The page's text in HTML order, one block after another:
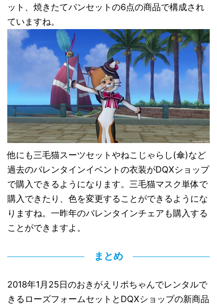
ット、焼きたてパンセットの6点の商品で構成され
ていますね。
他にも三毛猫スーツセットやねこじゃらし(傘)など
過去のバレンタインイベントの衣装がDQXショップ
で購入できるようになります。三毛猫マスク単体で
購入できたり、色を変更することができるようにな
りますね。一昨年のバレンタインチェアも購入する
ことができますよ。
まとめ
2018年1月25日のおきがえリポちゃんでレンタルで
きるローズフォームセットとDQXショップの新商品